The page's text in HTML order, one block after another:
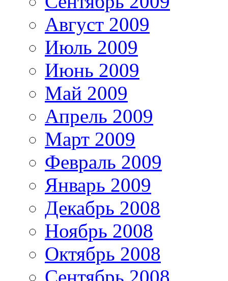
Август 2009
Июль 2009
Июнь 2009
Май 2009
Апрель 2009
Март 2009
Февраль 2009
Январь 2009
Декабрь 2008
Ноябрь 2008
Октябрь 2008
Сентябрь 2008